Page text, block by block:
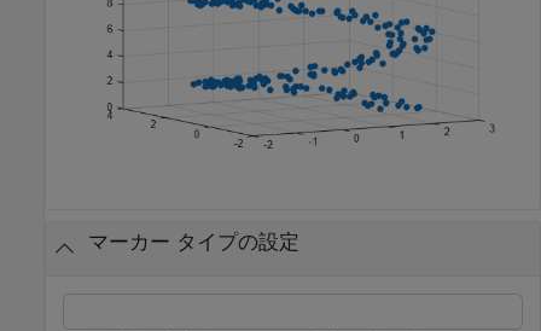
マーカー タイプの設定